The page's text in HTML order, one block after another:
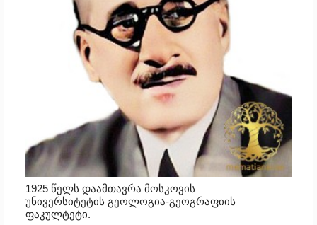
1925 წელს დაამთავრა მოსკოვის
უნივერსიტეტის გეოლოგია-გეოგრაფიის
ფაკულტეტი.